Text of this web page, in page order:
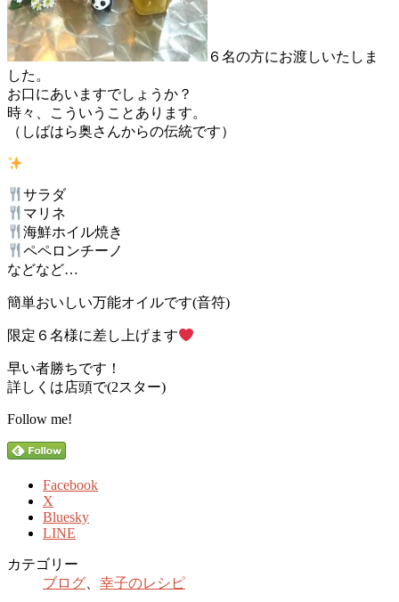
６名の方にお渡しいたしま
した。
お口にあいますでしょうか？
時々、こういうことあります。
（しばはら奥さんからの伝統です）
サラダ
マリネ
海鮮ホイル焼き
ペペロンチーノ
などなど…
簡単おいしい万能オイルです(音符)
限定６名様に差し上げます
早い者勝ちです！
詳しくは店頭で(2スター)
Follow me!
Facebook
X
Bluesky
LINE
カテゴリー
ブログ
幸子のレシピ